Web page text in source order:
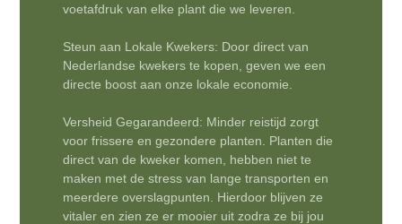
voetafdruk van elke plant die we leveren.
Steun aan Lokale Kwekers: Door direct van
Nederlandse kwekers te kopen, geven we een
directe boost aan onze lokale economie.
Versheid Gegarandeerd: Minder reistijd zorgt
voor frissere en gezondere planten. Planten die
direct van de kweker komen, hebben niet te
maken met de stress van lange transporten en
meerdere overslagpunten. Hierdoor blijven ze
vitaler en zien ze er mooier uit zodra ze bij jou